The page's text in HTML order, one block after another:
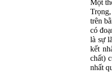
Một
trên
có
là sự
kết
chất)
nhất